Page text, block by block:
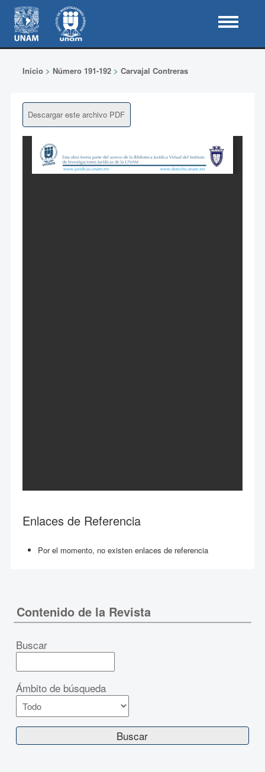
Inicio> Número 191-192> Carvajal Contreras
Descargar este archivo PDF
Enlaces de Referencia
Por el momento, no existen enlaces de referencia
Contenido de la Revista
Buscar
Ámbito de búsqueda